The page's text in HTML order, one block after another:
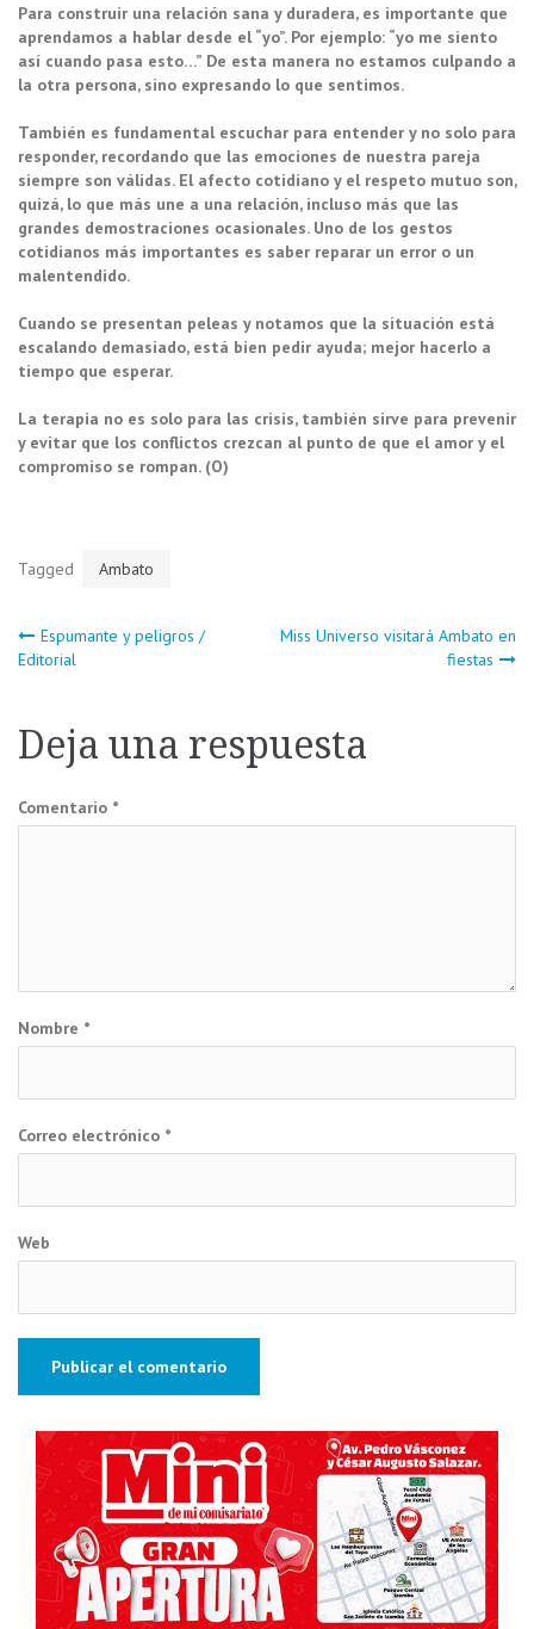
Para construir una relación sana y duradera, es importante que
aprendamos a hablar desde el “yo”. Por ejemplo: “yo me siento
así cuando pasa esto…” De esta manera no estamos culpando a
la otra persona, sino expresando lo que sentimos.
También es fundamental escuchar para entender y no solo para
responder, recordando que las emociones de nuestra pareja
siempre son válidas. El afecto cotidiano y el respeto mutuo son,
quizá, lo que más une a una relación, incluso más que las
grandes demostraciones ocasionales. Uno de los gestos
cotidianos más importantes es saber reparar un error o un
malentendido.
Cuando se presentan peleas y notamos que la situación está
escalando demasiado, está bien pedir ayuda; mejor hacerlo a
tiempo que esperar.
La terapia no es solo para las crisis, también sirve para prevenir
y evitar que los conflictos crezcan al punto de que el amor y el
compromiso se rompan. (O)
Tagged Ambato
Navegación
entradas
Espumante y peligros /
Editorial
Miss Universo visitará Ambato en
fiestas
Deja una respuesta
Comentario *
Nombre *
Correo electrónico *
Web